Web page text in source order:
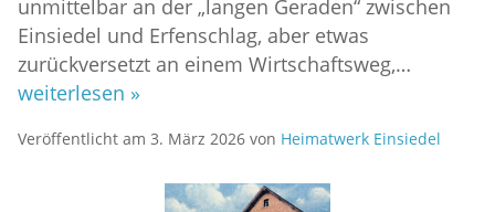
unmittelbar an der „langen Geraden“ zwischen
Einsiedel und Erfenschlag, aber etwas
zurückversetzt an einem Wirtschaftsweg,…
weiterlesen »
Veröffentlicht am 3. März 2026von Heimatwerk Einsiedel